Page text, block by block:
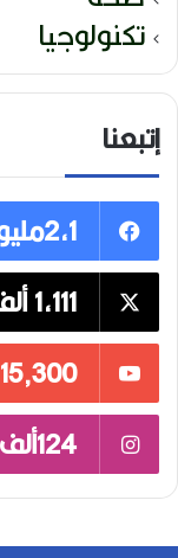
تكنولوجيا
إتبعنا
2,1مليون
1,111 ألف
15٬300
124ألف